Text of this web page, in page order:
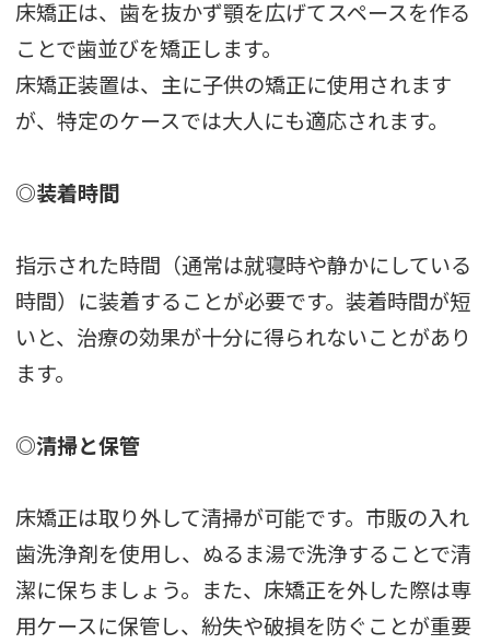
床矯正は、歯を抜かず顎を広げてスペースを作る
ことで歯並びを矯正します。
床矯正装置は、主に子供の矯正に使用されます
が、特定のケースでは大人にも適応されます。
◎装着時間
指示された時間（通常は就寝時や静かにしている
時間）に装着することが必要です。装着時間が短
いと、治療の効果が十分に得られないことがあり
ます。
◎清掃と保管
床矯正は取り外して清掃が可能です。市販の入れ
歯洗浄剤を使用し、ぬるま湯で洗浄することで清
潔に保ちましょう。また、床矯正を外した際は専
用ケースに保管し、紛失や破損を防ぐことが重要